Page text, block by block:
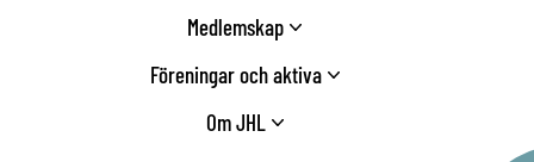
Medlemskap
Föreningar och aktiva
Om JHL